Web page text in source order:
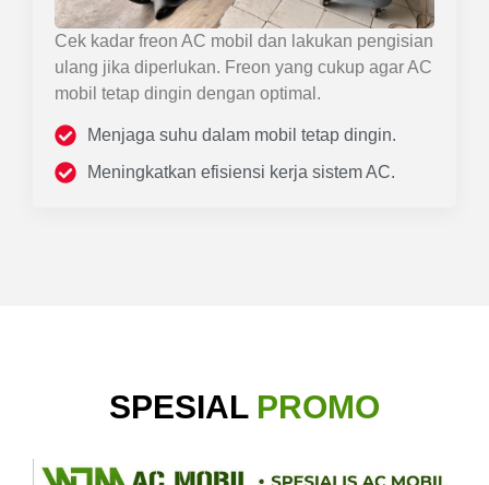
Cek kadar freon AC mobil dan lakukan pengisian
ulang jika diperlukan. Freon yang cukup agar AC
mobil tetap dingin dengan optimal.
Menjaga suhu dalam mobil tetap dingin.
Meningkatkan efisiensi kerja sistem AC.
SPESIAL PROMO